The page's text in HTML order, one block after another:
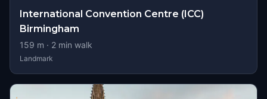
International Convention Centre (ICC)
Birmingham
159 m · 2 min walk
Landmark